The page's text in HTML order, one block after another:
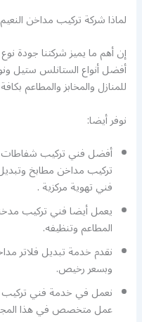
لماذا شركة تركيب مداخن
إن أهم ما يميز شركتنا جودة
أفضل أنواع الستانلس ستيل
للمنازل والمخابز والمطاعم
نوفر أيضا:
أفضل فني تركيب شفاطات
تركيب مداخن مطابخ
فني تهوية مركزية .
يعمل أيضا فني تركيب
المطاعم وتنظيفه.
نقدم خدمة تبديل فلاتر
وبسعر رخيص.
نعمل في خدمة فني
عمل متخصص في هذا